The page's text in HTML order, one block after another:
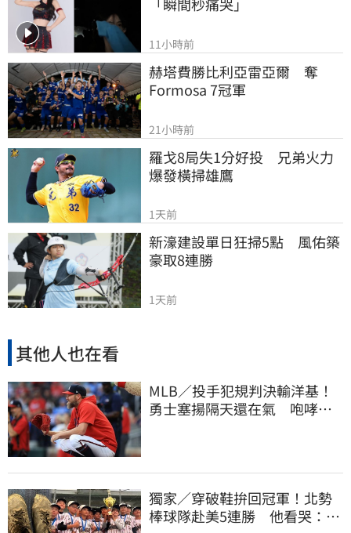
「瞬間秒痛哭」
11小時前
赫塔費勝比利亞雷亞爾　奪
Formosa 7冠軍
21小時前
羅戈8局失1分好投　兄弟火力
爆發橫掃雄鷹
1天前
新濠建設單日狂掃5點　風佑築
豪取8連勝
1天前
其他人也在看
MLB／投手犯規判決輸洋基！
勇士塞揚隔天還在氣 咆哮裁
獨家／穿破鞋拚回冠軍！北勢
棒球隊赴美5連勝 他看哭：台